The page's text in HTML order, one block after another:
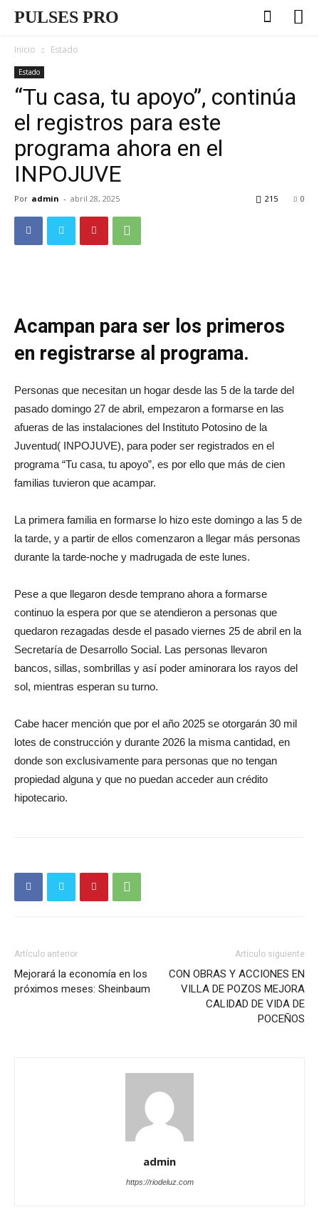
PULSES PRO
Inicio Estado
Estado
“Tu casa, tu apoyo”, continúa
el registros para este
programa ahora en el
INPOJUVE
Por admin - abril 28, 2025 0
215
Acampan para ser los primeros
en registrarse al programa.
Personas que necesitan un hogar desde las 5 de la tarde del
pasado domingo 27 de abril, empezaron a formarse en las
afueras de las instalaciones del Instituto Potosino de la
Juventud( INPOJUVE), para poder ser registrados en el
programa “Tu casa, tu apoyo”, es por ello que más de cien
familias tuvieron que acampar.
La primera familia en formarse lo hizo este domingo a las 5 de
la tarde, y a partir de ellos comenzaron a llegar más personas
durante la tarde-noche y madrugada de este lunes.
Pese a que llegaron desde temprano ahora a formarse
continuo la espera por que se atendieron a personas que
quedaron rezagadas desde el pasado viernes 25 de abril en la
Secretaría de Desarrollo Social. Las personas llevaron
bancos, sillas, sombrillas y así poder aminorara los rayos del
sol, mientras esperan su turno.
Cabe hacer mención que por el año 2025 se otorgarán 30 mil
lotes de construcción y durante 2026 la misma cantidad, en
donde son exclusivamente para personas que no tengan
propiedad alguna y que no puedan acceder aun crédito
hipotecario.
Artículo anterior
Mejorará la economía en los
próximos meses: Sheinbaum
Artículo siguiente
CON OBRAS Y ACCIONES EN
VILLA DE POZOS MEJORA
CALIDAD DE VIDA DE
POCEÑOS
admin
https://riodeluz.com